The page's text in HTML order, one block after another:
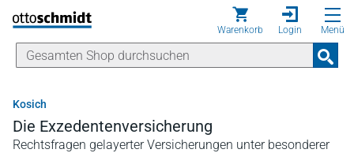
Direkt zum Inhalt
Warenkorb Login Menü
Kosich
Die Exzedentenversicherung
Rechtsfragen gelayerter Versicherungen unter besonderer